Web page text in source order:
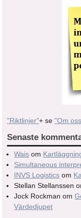
"Riktlinjer"+ se "Om
Senaste
Wais om
Simultaneous
INVS Logistics om
Stellan Stellanssen
Jock Rockman om
Värdedjupet